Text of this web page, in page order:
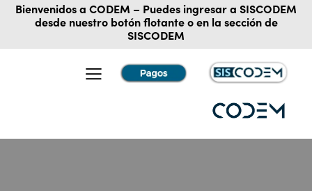
Bienvenidos a CODEM – Puedes ingresar a SISCODEM
desde nuestro botón flotante o en la sección de
SISCODEM